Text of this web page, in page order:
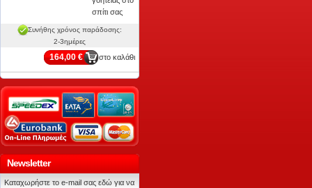
σπίτι σας
Συνήθης χρόνος παράδοσης:
2-3ημέρες
164,00 € στο καλάθι
Newsletter
Καταχωρήστε το e-mail σας εδώ για να